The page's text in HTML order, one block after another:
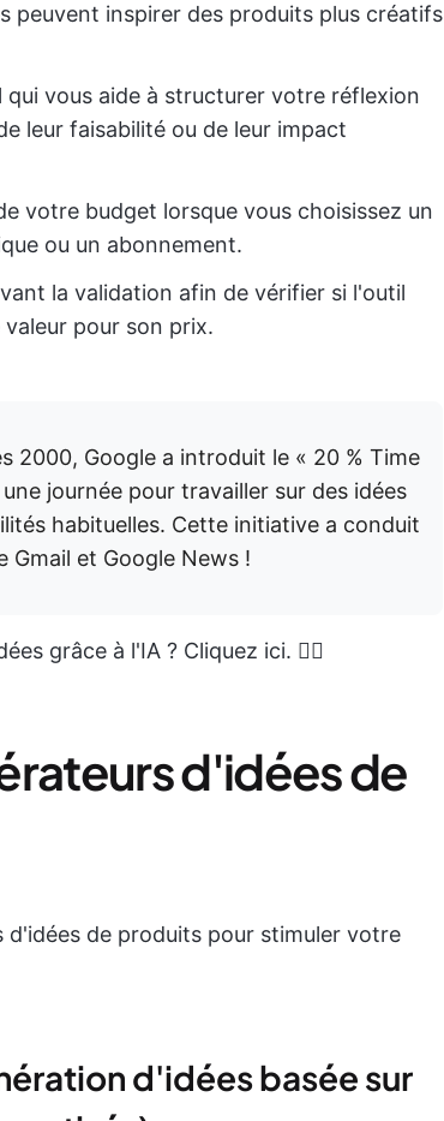
peuvent inspirer des produits plus créatifs
qui vous aide à structurer votre réflexion
leur faisabilité ou de leur impact
votre budget lorsque vous choisissez un
ou un abonnement.
la validation afin de vérifier si l'outil
pour son prix.
2000, Google a introduit le « 20 % Time
journée pour travailler sur des idées
habituelles. Cette initiative a conduit
Gmail et Google News !
grâce à l'IA ? Cliquez ici. 👇🏼
d'idées de
d'idées de produits pour stimuler votre
d'idées basée sur